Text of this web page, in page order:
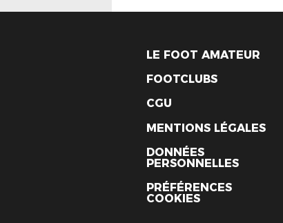
LE FOOT AMATEUR
FOOTCLUBS
CGU
MENTIONS LÉGALES
DONNÉES
PERSONNELLES
PRÉFÉRENCES
COOKIES